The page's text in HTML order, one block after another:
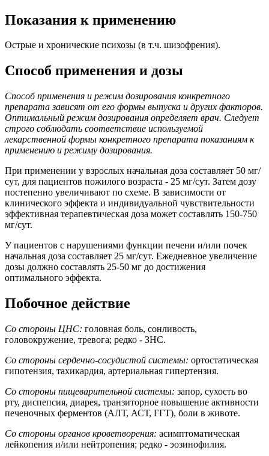
Показания к применению
Острые и хронические психозы (в т.ч. шизофрения).
Способ применения и дозы
Способ применения и режим дозирования конкретного
препарата зависят от его формы выпуска и других факторов.
Оптимальный режим дозирования определяет врач. Следует
строго соблюдать соответствие используемой
лекарственной формы конкретного препарата показаниям к
применению и режиму дозирования.
При применении у взрослых начальная доза составляет 50 мг/
сут, для пациентов пожилого возраста - 25 мг/сут. Затем дозу
постепенно увеличивают по схеме. В зависимости от
клинического эффекта и индивидуальной чувствительности
эффективная терапевтическая доза может составлять 150-750
мг/сут.
У пациентов с нарушениями функции печени и/или почек
начальная доза составляет 25 мг/сут. Ежедневное увеличение
дозы должно составлять 25-50 мг до достижения
оптимального эффекта.
Побочное действие
Со стороны ЦНС: головная боль, сонливость,
головокружение, тревога; редко - ЗНС.
Со стороны сердечно-сосудистой системы: ортостатическая
гипотензия, тахикардия, артериальная гипертензия.
Со стороны пищеварительной системы: запор, сухость во
рту, диспепсия, диарея, транзиторное повышение активности
печеночных ферментов (АЛТ, АСТ, ГГТ), боли в животе.
Со стороны органов кроветворения: асимптоматическая
лейкопения и/или нейтропения; редко - эозинофилия.